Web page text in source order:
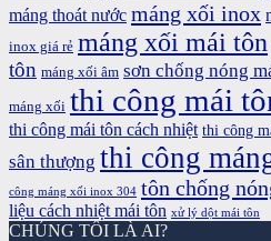
máng thoát nước máng xối inox
inox giá rẻ máng xối mái tôn
tôn máng xối âm sơn chống nóng
máng xối thi công mái
thi công mái tôn cách nhiệt thi công
sân thượng thi công
công máng xối inox 304 tôn chống
liệu cách nhiệt mái tôn xử lý dột mái tôn
CHÚNG TÔI LÀ AI?